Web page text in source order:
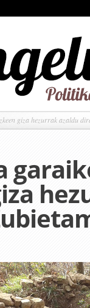
giza hezurrak azaldu